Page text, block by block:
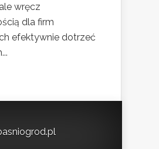
wręcz
dla firm
efektywnie dotrzeć